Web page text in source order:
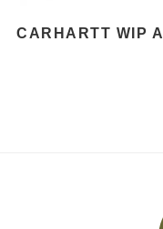
CARHARTT WIP